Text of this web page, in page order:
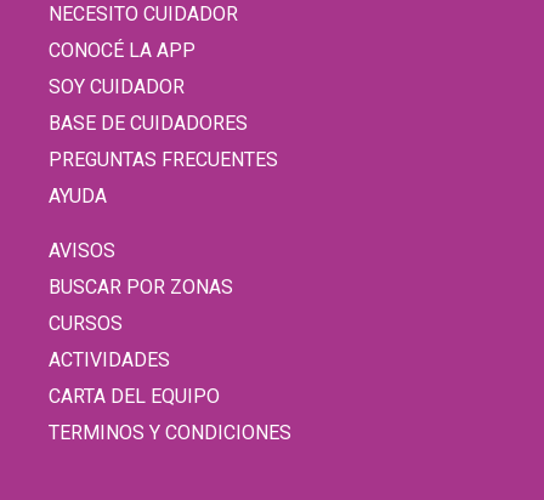
NECESITO CUIDADOR
CONOCÉ LA APP
SOY CUIDADOR
BASE DE CUIDADORES
PREGUNTAS FRECUENTES
AYUDA
AVISOS
BUSCAR POR ZONAS
CURSOS
ACTIVIDADES
CARTA DEL EQUIPO
TERMINOS Y CONDICIONES